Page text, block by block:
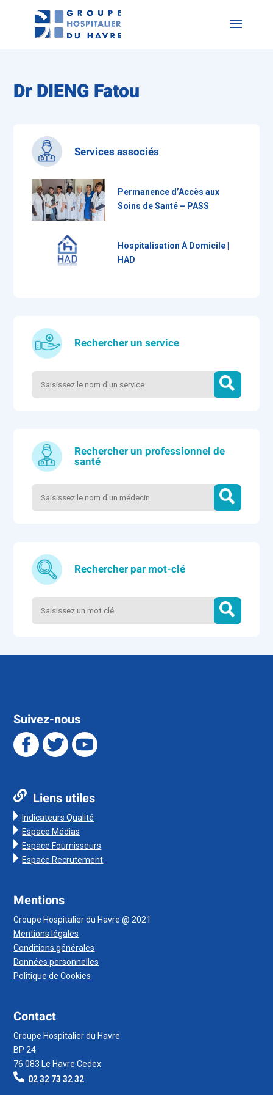
Dr DIENG Fatou
Services associés
Permanence d’Accès aux
Soins de Santé – PASS
Hospitalisation À Domicile |
HAD
Rechercher un service
Rechercher un professionnel de
santé
Rechercher par mot-clé
Suivez-nous
Liens utiles
Indicateurs Qualité
Espace Médias
Espace Fournisseurs
Espace Recrutement
Mentions
Groupe Hospitalier du Havre @ 2021
Mentions légales
Conditions générales
Données personnelles
Politique de Cookies
Contact
Groupe Hospitalier du Havre
BP 24
76 083 Le Havre Cedex
02 32 73 32 32